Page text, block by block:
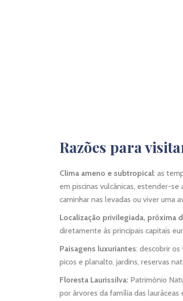
Razões para
Clima ameno e subtropical: as
em piscinas vulcânicas, estender-se
caminhar nas levadas ou viver uma
Localização privilegiada, próxima
diretamente às principais capitais
Paisagens luxuriantes: descobrir
picos e planalto, jardins, reservas
Floresta Laurissilva: Património
por árvores da família das lauráceas